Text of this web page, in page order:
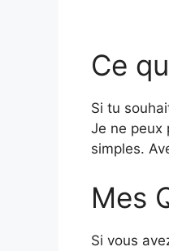
Ce
Si tu
Je ne peux
simples.
Mes
Si vous